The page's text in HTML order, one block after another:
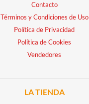
Contacto
Términos y Condiciones de Uso
Política de Privacidad
Política de Cookies
Vendedores
LA TIENDA